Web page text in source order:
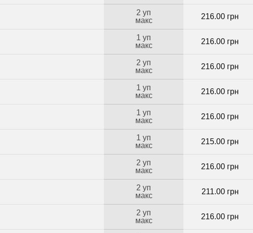
2 уп
макс
216.00 грн
1 уп
макс
216.00 грн
2 уп
макс
216.00 грн
1 уп
макс
216.00 грн
1 уп
макс
216.00 грн
1 уп
макс
215.00 грн
2 уп
макс
216.00 грн
2 уп
макс
211.00 грн
2 уп
макс
216.00 грн